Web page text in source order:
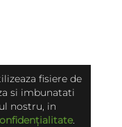
fisiere de
si imbunatati
nostru, in
.